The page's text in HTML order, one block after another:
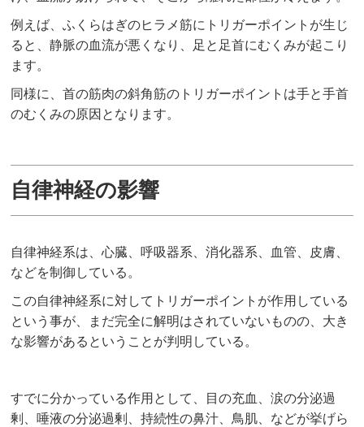
例えば、ふくらはぎのヒラメ筋にトリガーポイントが生じ
ると、静脈の血流が悪くなり、足と足首にむくみが起こり
ます。
同様に、首の筋肉の斜角筋のトリガーポイントは手と手首
のむくみの原因となります。
自律神経の影響
自律神経系は、心臓、呼吸器系、消化器系、血管、皮膚、
などを制御している。
この自律神経系に対してトリガーポイントが作用している
という事が、まだ完全に解明はされていないものの、大き
な影響があるということが判明している。
すでに分かっている作用として、目の充血、涙の分泌過
剰、唾液の分泌過剰、持続性の鼻汁、鳥肌、などが挙げら